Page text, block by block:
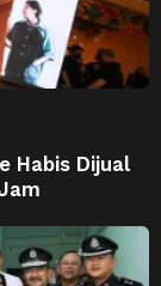
Habis Dijual